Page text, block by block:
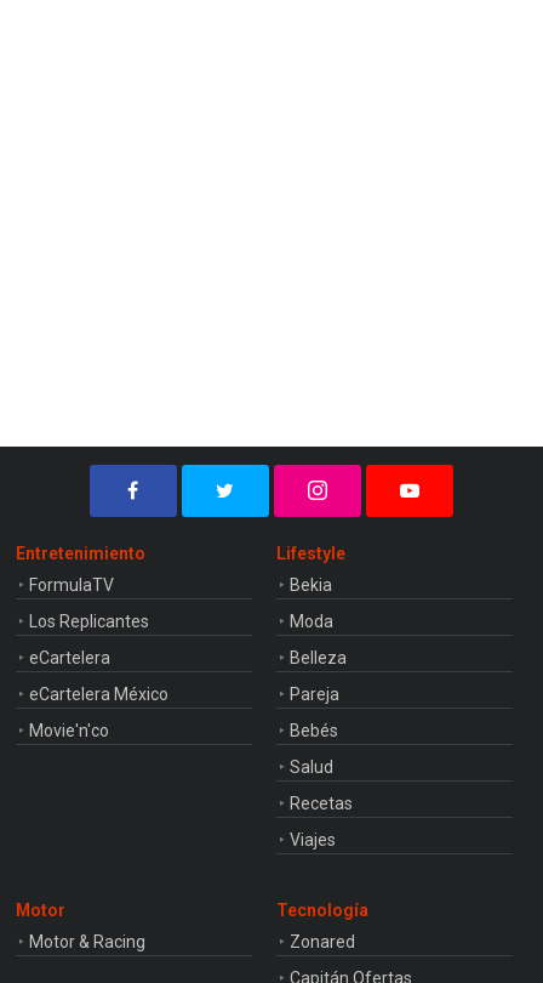
Entretenimiento
FormulaTV
Los Replicantes
eCartelera
eCartelera México
Movie'n'co
Lifestyle
Bekia
Moda
Belleza
Pareja
Bebés
Salud
Recetas
Viajes
Motor
Motor & Racing
Tecnología
Zonared
Capitán Ofertas